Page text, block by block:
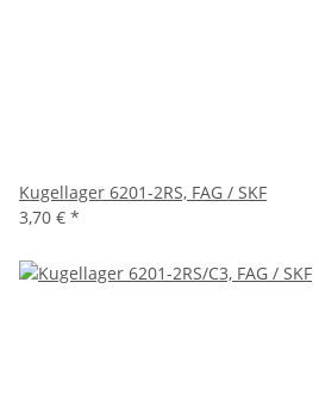
Kugellager 6201-2RS, FAG / SKF
3,70 € *